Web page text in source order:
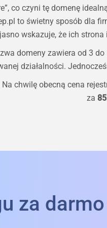
co czyni tę domenę
to świetny sposób dla
wskazuje, że ich
domeny zawiera od 3
działalności.
chwilę obecną cena
za
za darmo